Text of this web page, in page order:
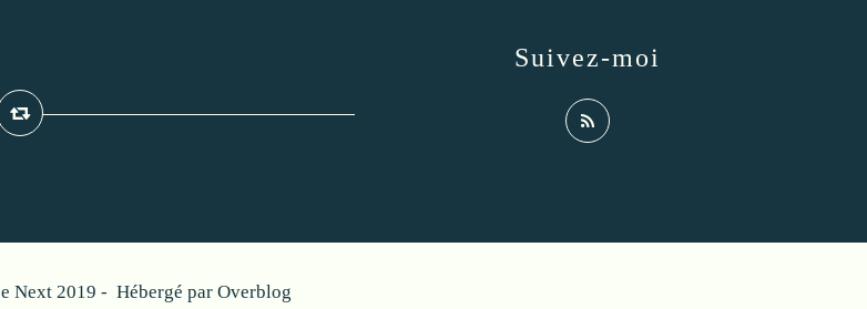
Suivez-moi
Next 2019 - Hébergé par Overblog